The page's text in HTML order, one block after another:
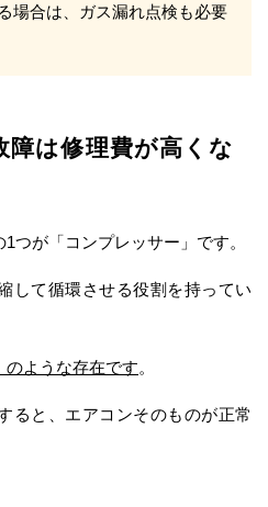
場合は、ガス漏れ点検も必要
障は修理費が高くな
つが「コンプレッサー」です。
して循環させる役割を持ってい
のような存在です。
ると、エアコンそのものが正常